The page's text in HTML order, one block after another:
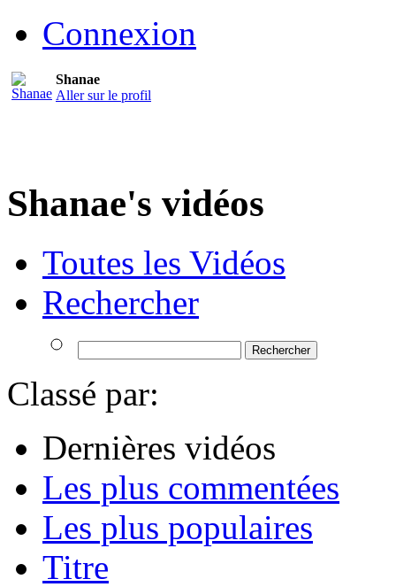
Connexion
Shanae
Aller sur le profil
Shanae's vidéos
Toutes les Vidéos
Rechercher
Classé par:
Dernières vidéos
Les plus commentées
Les plus populaires
Titre